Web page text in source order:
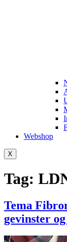
Webshop
X
Tag:
Tema
gevinster